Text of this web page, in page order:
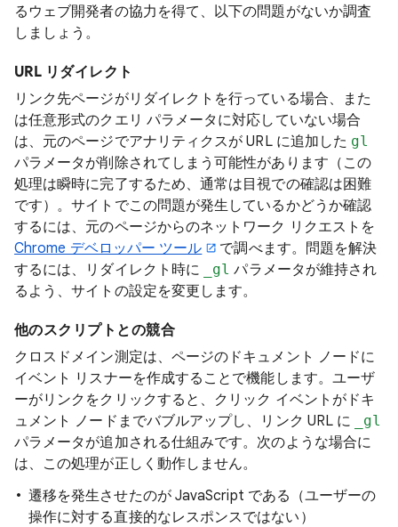
るウェブ開発者の協力を得て、以下の問題がないか調査
しましょう。
URL リダイレクト
リンク先ページがリダイレクトを行っている場合、また
は任意形式のクエリ パラメータに対応していない場合
は、元のページでアナリティクスが URL に追加した gl
パラメータが削除されてしまう可能性があります（この
処理は瞬時に完了するため、通常は目視での確認は困難
です）。サイトでこの問題が発生しているかどうか確認
するには、元のページからのネットワーク リクエストを
Chrome デベロッパー ツール
で調べます。問題を解決
するには、リダイレクト時に
_gl パラメータが維持され
るよう、サイトの設定を変更します。
他のスクリプトとの競合
クロスドメイン測定は、ページのドキュメント ノードに
イベント リスナーを作成することで機能します。ユーザ
ーがリンクをクリックすると、クリック イベントがドキ
ュメント ノードまでバブルアップし、リンク URL に
_gl
パラメータが追加される仕組みです。次のような場合に
は、この処理が正しく動作しません。
遷移を発生させたのが JavaScript である（ユーザーの
操作に対する直接的なレスポンスではない）